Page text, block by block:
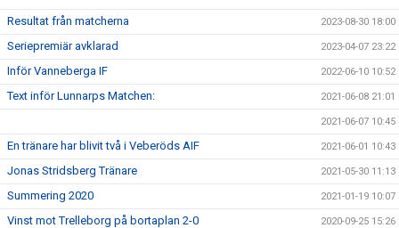
Resultat från matcherna 2023-08-30 18:00
Seriepremiär avklarad 2023-04-07 23:22
Inför Vanneberga IF 2022-06-10 10:52
Text inför Lunnarps Matchen: 2021-06-08 21:01
2021-06-07 10:45
En tränare har blivit två i Veberöds AIF 2021-06-01 10:43
Jonas Stridsberg Tränare 2021-05-30 11:13
Summering 2020 2021-01-19 10:07
Vinst mot Trelleborg på bortaplan 2-0 2020-09-25 15:26